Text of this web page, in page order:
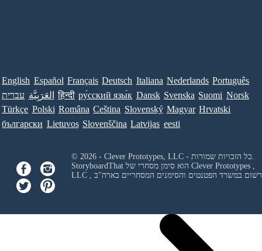
English Español Français Deutsch Italiana Nederlands Português
עברית العَرَبِيَّة हिन्दी ру́сский язы́к Dansk Svenska Suomi Norsk
Türkçe Polski Româna Ceština Slovenský Magyar Hrvatski
български Lietuvos Slovenščina Latvijas eesti
Clever Prototypes ,
LLC
ורשום במשרד הפטנטים והסימנים המסחריים בארה"ב